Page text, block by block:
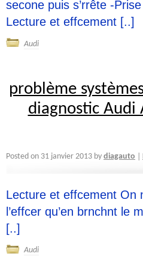
secone puis s’rrête -
Lecture et effcement [..]
Audi
problème
diagnostic Audi
Posted on 31 janvier 2013 by diagauto
Lecture et effcement On
l’effcer qu’en brnchnt le
[..]
Audi